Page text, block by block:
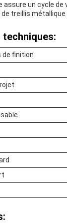
assure un cycle de
de treillis
de finition